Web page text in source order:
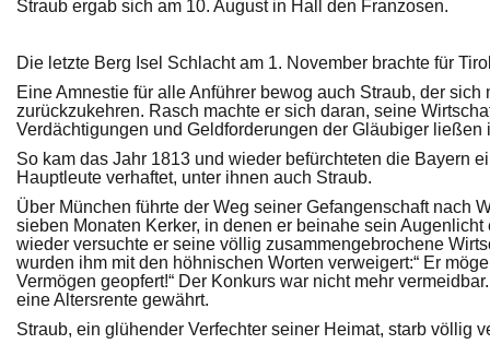
Straub ergab sich am 10. August in Hall den Franzosen.
Die letzte Berg Isel Schlacht am 1. November brachte für
Eine Amnestie für alle Anführer bewog auch Straub, der
zurückzukehren. Rasch machte er sich daran, seine
Verdächtigungen und Geldforderungen der Gläubiger ließen
So kam das Jahr 1813 und wieder befürchteten die Bayern
Hauptleute verhaftet, unter ihnen auch Straub.
Über München führte der Weg seiner Gefangenschaft nach
sieben Monaten Kerker, in denen er beinahe sein
wieder versuchte er seine völlig zusammengebrochene
wurden ihm mit den höhnischen Worten verweigert:“ Er
Vermögen geopfert!“ Der Konkurs war nicht mehr
eine Altersrente gewährt.
Straub, ein glühender Verfechter seiner Heimat, starb völlig